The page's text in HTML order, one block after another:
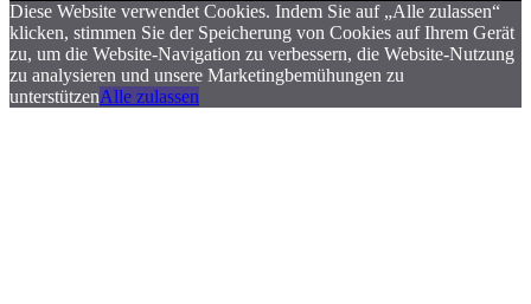
Diese Website verwendet Cookies. Indem Sie auf „Alle zulassen“
klicken, stimmen Sie der Speicherung von Cookies auf Ihrem Gerät
zu, um die Website-Navigation zu verbessern, die Website-Nutzung
zu analysieren und unsere Marketingbemühungen zu
unterstützenAlle zulassen